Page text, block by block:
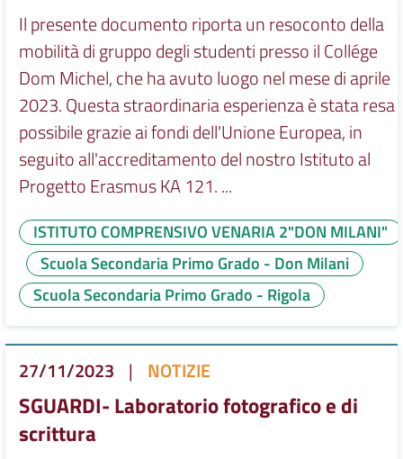
Il presente documento riporta un resoconto della
mobilità di gruppo degli studenti presso il Collége
Dom Michel, che ha avuto luogo nel mese di aprile
2023. Questa straordinaria esperienza è stata resa
possibile grazie ai fondi dell'Unione Europea, in
seguito all'accreditamento del nostro Istituto al
Progetto Erasmus KA 121. ...
ISTITUTO COMPRENSIVO VENARIA 2"DON MILANI"
Scuola Secondaria Primo Grado - Don Milani
Scuola Secondaria Primo Grado - Rigola
27/11/2023 | NOTIZIE
SGUARDI- Laboratorio fotografico e di
scrittura